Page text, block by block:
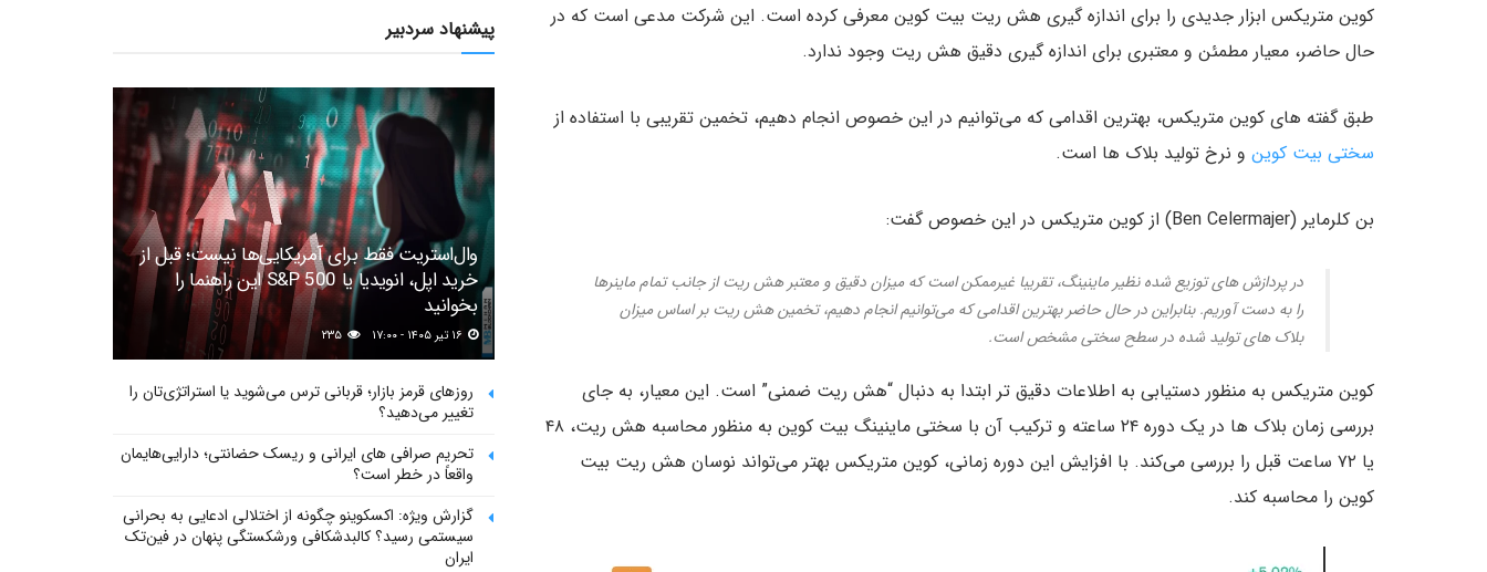
کوین متریکس ابزار جدیدی را برای اندازه گیری هش ریت بیت کوین معرفی کرده است. این شرکت مدعی است که در
حال حاضر، معیار مطمئن و معتبری برای اندازه گیری دقیق هش ریت وجود ندارد.
طبق گفته های کوین متریکس، بهترین اقدامی که می‌توانیم در این خصوص انجام دهیم، تخمین تقریبی با استفاده از
سختی بیت کوین و نرخ تولید بلاک ها است.
بن کلرمایر (Ben Celermajer) از کوین متریکس در این خصوص گفت:
در پردازش های توزیع شده نظیر ماینینگ، تقریبا غیرممکن است که میزان دقیق و معتبر هش ریت از جانب تمام ماینرها
را به دست آوریم. بنابراین در حال حاضر بهترین اقدامی که می‌توانیم انجام دهیم، تخمین هش ریت بر اساس میزان
بلاک های تولید شده در سطح سختی مشخص است.
کوین متریکس به منظور دستیابی به اطلاعات دقیق تر ابتدا به دنبال “هش ریت ضمنی” است. این معیار، به جای
بررسی زمان بلاک ها در یک دوره ۲۴ ساعته و ترکیب آن با سختی ماینینگ بیت کوین به منظور محاسبه هش ریت، ۴۸
یا ۷۲ ساعت قبل را بررسی می‌کند. با افزایش این دوره زمانی، کوین متریکس بهتر می‌تواند نوسان هش ریت بیت
کوین را محاسبه کند.
پیشنهاد سردبیر
وال‌استریت فقط برای آمریکایی‌ها نیست؛ قبل از
خرید اپل، انویدیا یا S&P 500 این راهنما را
بخوانید
روزهای قرمز بازار؛ قربانی ترس می‌شوید یا استراتژی‌تان را
تغییر می‌دهید؟
تحریم صرافی های ایرانی و ریسک حضانتی؛ دارایی‌هایمان
واقعاً در خطر است؟
گزارش ویژه: اکسکوینو چگونه از اختلالی ادعایی به بحرانی
سیستمی رسید؟ کالبدشکافی ورشکستگی پنهان در فین‌تک
ایران